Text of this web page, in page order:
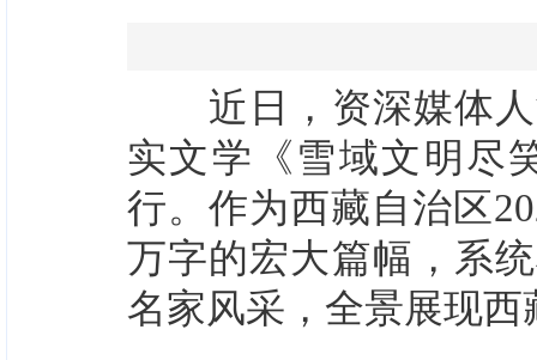
近日，资深媒体人
实文学《雪域文明尽
行。作为西藏自治区
万字的宏大篇幅，系
名家风采，全景展现